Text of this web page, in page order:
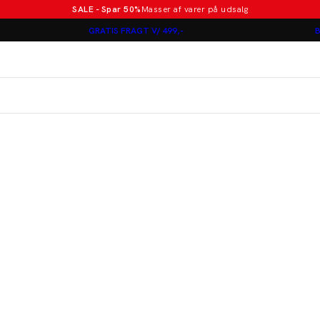
SALE - Spar 50%Masser af varer på udsalg
GRATIS FRAGT V/ 499,-Poloer i nye farver
Jakkesæt fra 1499 kr.
Lindbergh